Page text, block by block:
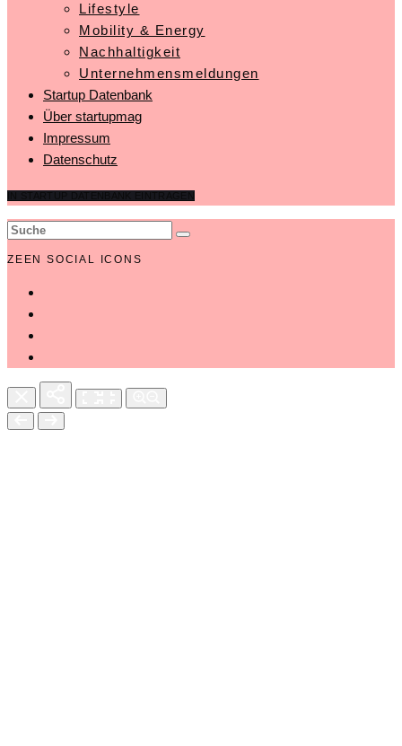
Lifestyle
Mobility & Energy
Nachhaltigkeit
Unternehmensmeldungen
Startup Datenbank
Über startupmag
Impressum
Datenschutz
ZEEN SOCIAL ICONS